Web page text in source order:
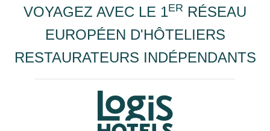
VOYAGEZ AVEC LE 1ER RÉSEAU
EUROPÉEN D'HÔTELIERS
RESTAURATEURS INDÉPENDANTS